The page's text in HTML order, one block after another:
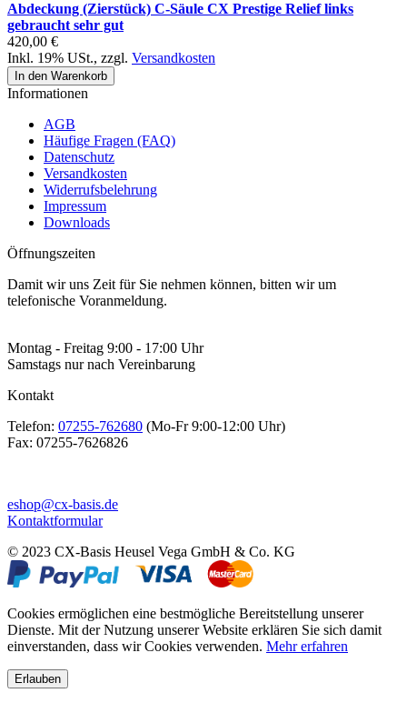
Abdeckung (Zierstück) C-Säule CX Prestige Relief links
gebraucht sehr gut
420,00 €
Inkl. 19% USt., zzgl. Versandkosten
In den Warenkorb
Informationen
AGB
Häufige Fragen (FAQ)
Datenschutz
Versandkosten
Widerrufsbelehrung
Impressum
Downloads
Öffnungszeiten
Damit wir uns Zeit für Sie nehmen können, bitten wir um
telefonische Voranmeldung.
Montag - Freitag 9:00 - 17:00 Uhr
Samstags nur nach Vereinbarung
Kontakt
Telefon: 07255-762680 (Mo-Fr 9:00-12:00 Uhr)
Fax: 07255-7626826
eshop@cx-basis.de
Kontaktformular
© 2023 CX-Basis Heusel Vega GmbH & Co. KG
Cookies ermöglichen eine bestmögliche Bereitstellung unserer
Dienste. Mit der Nutzung unserer Website erklären Sie sich damit
einverstanden, dass wir Cookies verwenden. Mehr erfahren
Erlauben